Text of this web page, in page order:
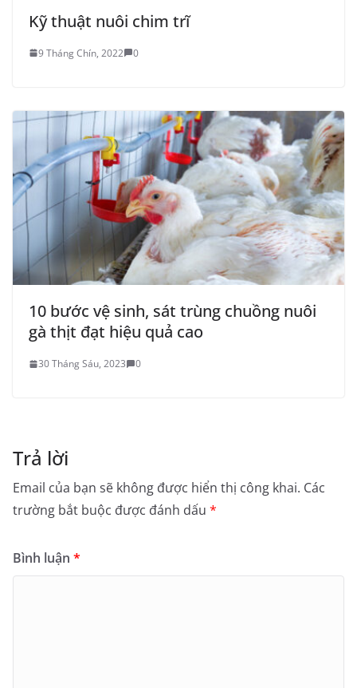
Kỹ thuật nuôi chim trĩ
9 Tháng Chín, 2022 0
10 bước vệ sinh, sát trùng chuồng nuôi
gà thịt đạt hiệu quả cao
30 Tháng Sáu, 2023 0
Trả lời
Email của bạn sẽ không được hiển thị công khai. Các
trường bắt buộc được đánh dấu *
Bình luận *